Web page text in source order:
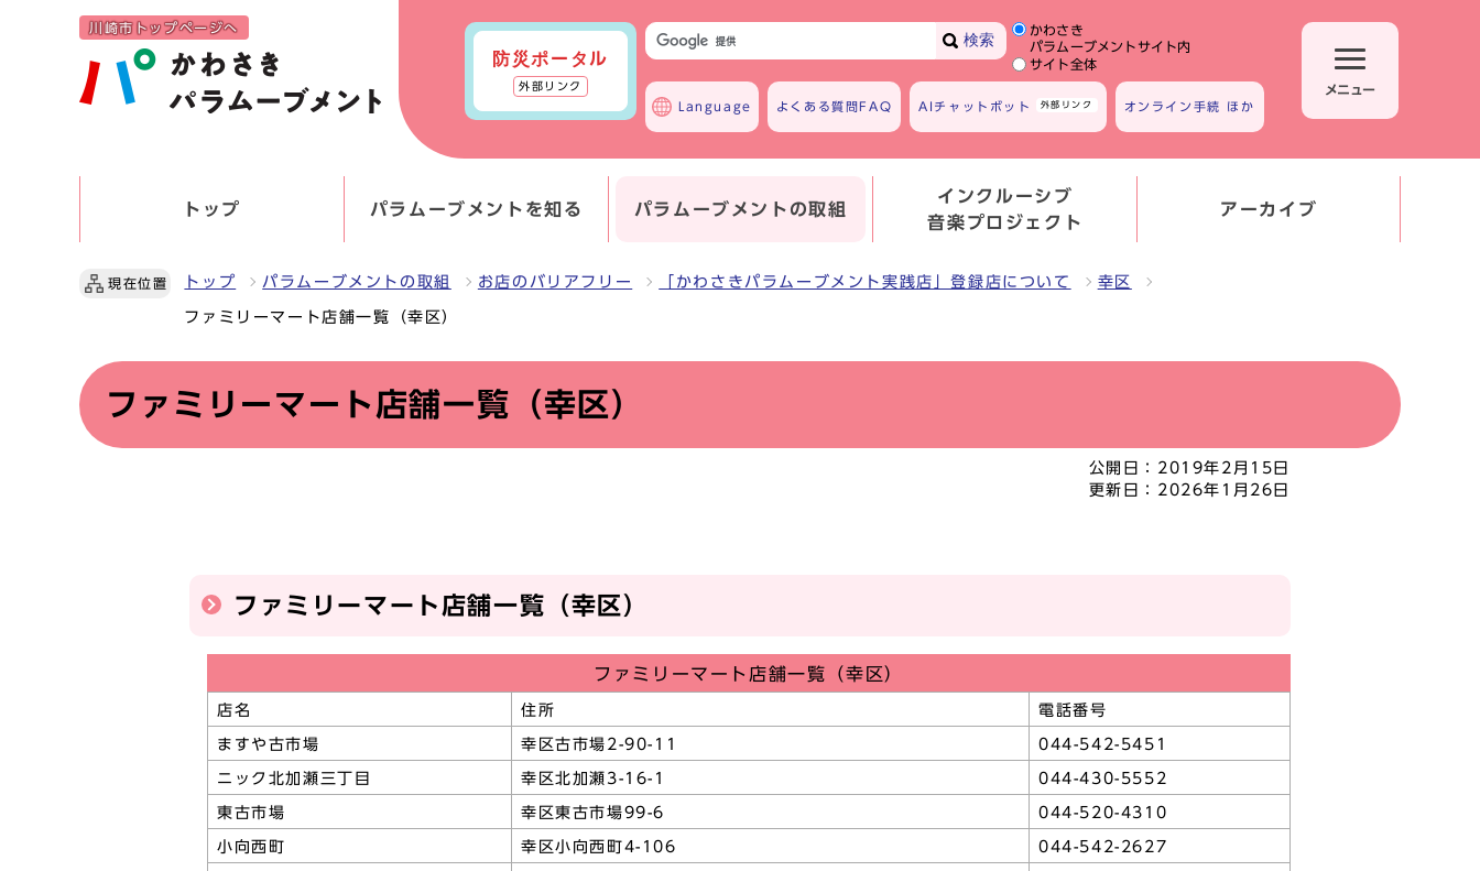
川崎市トップページへ
防災ポータル
外部リンク
検索 サイト内検索の範囲
かわさき
パラムーブメントサイト内
サイト全体
Language よくある質問 FAQ AIチャットボット 外部リンク オンライン手続 ほか
メニュー
トップ パラムーブメントを知る パラムーブメントの取組
インクルーシブ
音楽プロジェクト
アーカイブ
現在位置 トップ パラムーブメントの取組 お店のバリアフリー 「かわさきパラムーブメント実践店」登録店について 幸区
ファミリーマート店舗一覧（幸区）
ファミリーマート店舗一覧（幸区）
公開日： 2019年2月15日
更新日： 2026年1月26日
ファミリーマート店舗一覧（幸区）
ファミリーマート店舗一覧（幸区）
店名 住所 電話番号
ますや古市場 幸区古市場2-90-11 044-542-5451
ニック北加瀬三丁目 幸区北加瀬3-16-1 044-430-5552
東古市場 幸区東古市場99-6 044-520-4310
小向西町 幸区小向西町4-106 044-542-2627